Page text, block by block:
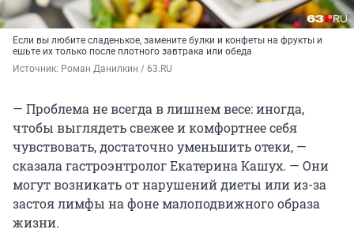
Если вы любите сладенькое, замените булки и конфеты на фрукты и
ешьте их только после плотного завтрака или обеда
Источник: Роман Данилкин / 63.RU
— Проблема не всегда в лишнем весе: иногда,
чтобы выглядеть свежее и комфортнее себя
чувствовать, достаточно уменьшить отеки, —
сказала гастроэнтролог Екатерина Кашух. — Они
могут возникать от нарушений диеты или из-за
застоя лимфы на фоне малоподвижного образа
жизни.